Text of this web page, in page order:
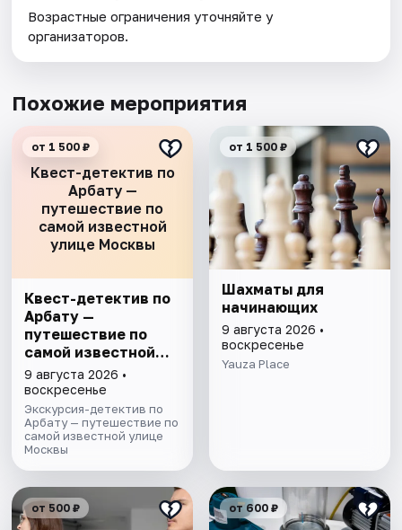
Возрастные ограничения уточняйте у
организаторов.
Похожие мероприятия
Квест-детектив по
Арбату —
путешествие по
самой известной
улице Москвы
от 1 500 ₽
Квест-детектив по
Арбату —
путешествие по
самой известной
улице Москвы
9 августа 2026 •
воскресенье
Экскурсия-детектив по
Арбату — путешествие по
самой известной улице
Москвы
от 1 500 ₽
Шахматы для
начинающих
9 августа 2026 •
воскресенье
Yauza Place
от 500 ₽ от 600 ₽